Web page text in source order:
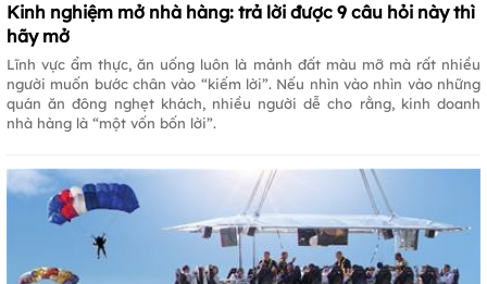
Kinh nghiệm mở nhà hàng: trả lời được 9 câu hỏi này thì
hãy mở
Lĩnh vực ẩm thực, ăn uống luôn là mảnh đất màu mỡ mà rất nhiều
người muốn bước chân vào “kiếm lời”. Nếu nhìn vào nhìn vào những
quán ăn đông nghẹt khách, nhiều người dễ cho rằng, kinh doanh
nhà hàng là “một vốn bốn lời”.